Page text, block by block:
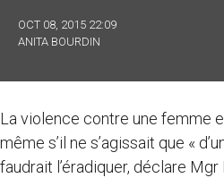
OCT 08, 2015 22:09
ANITA BOURDIN
La violence contre une femme
même s’il ne s’agissait que «
faudrait l’éradiquer, déclare Mgr